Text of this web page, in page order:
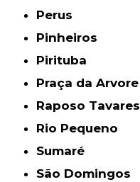
Perus
Pinheiros
Pirituba
Praça da Arvore
Raposo Tavares
Rio Pequeno
Sumaré
São Domingos